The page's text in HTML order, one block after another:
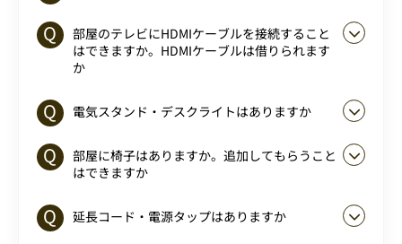
部屋のテレビにHDMIケーブルを接続すること
はできますか。HDMIケーブルは借りられます
か
電気スタンド・デスクライトはありますか
部屋に椅子はありますか。追加してもらうこと
はできますか
延長コード・電源タップはありますか